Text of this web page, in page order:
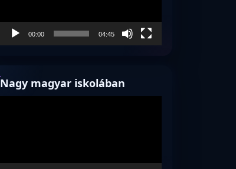
00:00 04:45
Nagy magyar iskolában